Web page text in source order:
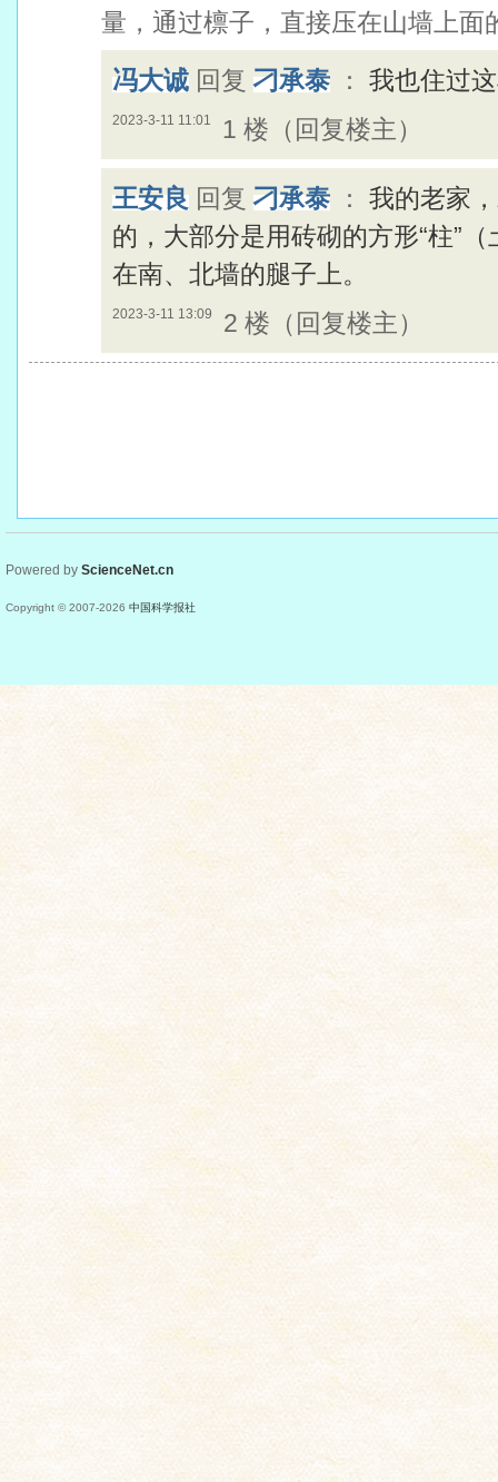
量，通过檩子，直接压在山墙上面
冯大诚 回复 刁承泰 ： 我也住过
2023-3-11 11:01 1 楼（回复楼主）
王安良 回复 刁承泰 ： 我的老家
的，大部分是用砖砌的方形“柱”
在南、北墙的腿子上。
2023-3-11 13:09 2 楼（回复楼主）
Powered by ScienceNet.cn
Copyright © 2007-2026 中国科学报社